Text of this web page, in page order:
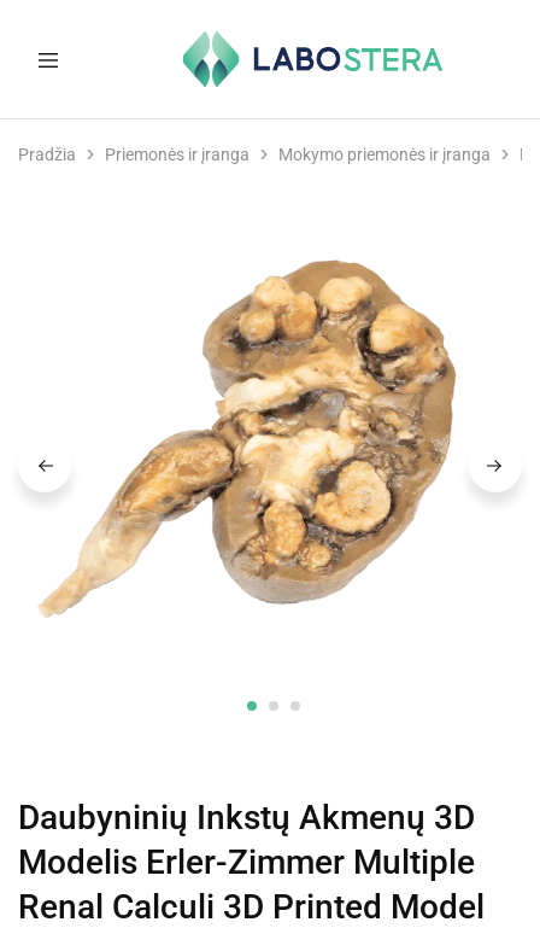
ir
Pradžia Priemonės ir įranga Mokymo priemonės ir įranga
Daubyninių Inkstų Akmenų 3D
Modelis Erler-Zimmer Multiple
Renal Calculi 3D Printed Model